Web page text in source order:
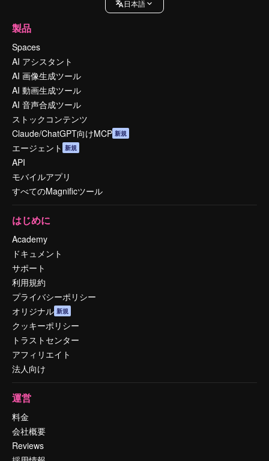
日本語
製品
Spaces
AI アシスタント
AI 画像生成ツール
AI 動画生成ツール
AI 音声合成ツール
ストックコンテンツ
Claude/ChatGPT向けMCP 新規
エージェント 新規
API
モバイルアプリ
すべてのMagnificツール
はじめに
Academy
ドキュメント
サポート
利用規約
プライバシーポリシー
オリジナル 新規
クッキーポリシー
トラストセンター
アフィリエイト
法人向け
運営
料金
会社概要
Reviews